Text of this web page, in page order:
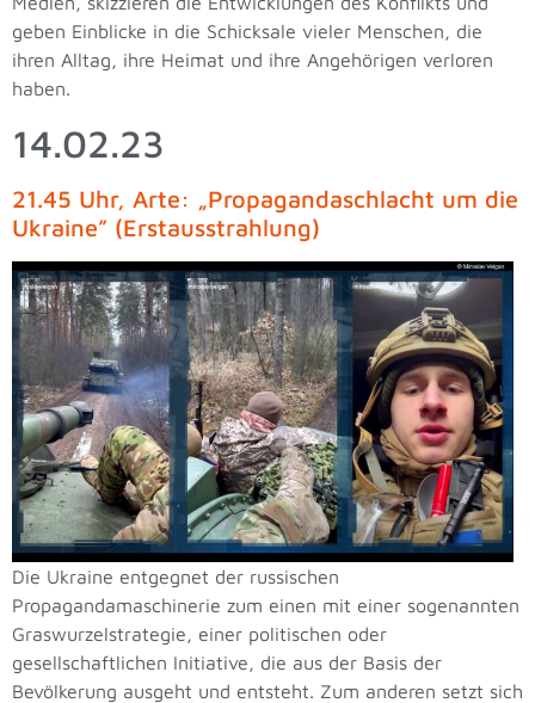
geben Einblicke in die Schicksale vieler Menschen, die
ihren Alltag, ihre Heimat und ihre Angehörigen verloren
haben.
14.02.23
21.45 Uhr, Arte: „Propagandaschlacht um die
Ukraine” (Erstausstrahlung)
Die Ukraine entgegnet der russischen
Propagandamaschinerie zum einen mit einer sogenannten
Graswurzelstrategie, einer politischen oder
gesellschaftlichen Initiative, die aus der Basis der
Bevölkerung ausgeht und entsteht. Zum anderen setzt sich